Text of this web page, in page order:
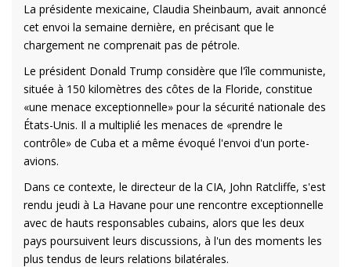
La présidente mexicaine, Claudia Sheinbaum, avait annoncé
cet envoi la semaine dernière, en précisant que le
chargement ne comprenait pas de pétrole.
Le président Donald Trump considère que l'île communiste,
située à 150 kilomètres des côtes de la Floride, constitue
«une menace exceptionnelle» pour la sécurité nationale des
États-Unis. Il a multiplié les menaces de «prendre le
contrôle» de Cuba et a même évoqué l'envoi d'un porte-
avions.
Dans ce contexte, le directeur de la CIA, John Ratcliffe, s'est
rendu jeudi à La Havane pour une rencontre exceptionnelle
avec de hauts responsables cubains, alors que les deux
pays poursuivent leurs discussions, à l'un des moments les
plus tendus de leurs relations bilatérales.